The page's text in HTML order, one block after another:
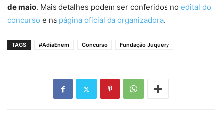
de maio. Mais detalhes podem ser conferidos no edital do
concurso e na página oficial da organizadora.
TAGS #AdiaEnem Concurso Fundação Juquery